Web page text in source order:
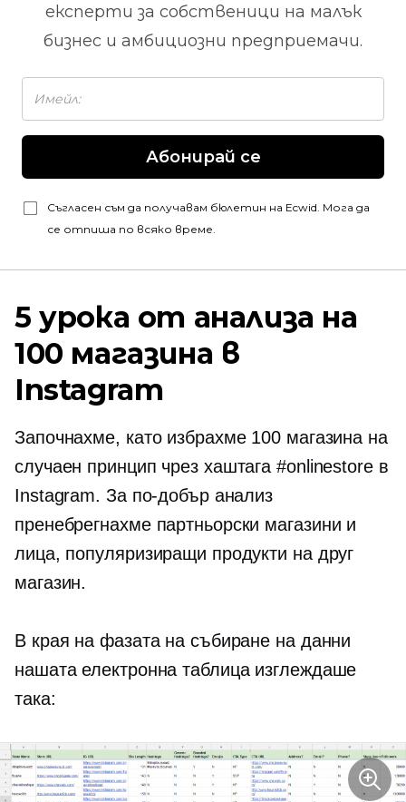
експерти за собственици на малък
бизнес и амбициозни предприемачи.
Абонирай се
Съгласен съм да получавам бюлетин на Ecwid. Мога да
се отпиша по всяко време.
5 урока от анализа на
100 магазина в
Instagram
Започнахме, като избрахме 100 магазина на
случаен принцип чрез хаштага #onlinestore в
Instagram. За по-добър анализ
пренебрегнахме партньорски магазини и
лица, популяризиращи продукти на друг
магазин.
В края на фазата на събиране на данни
нашата електронна таблица изглеждаше
така: